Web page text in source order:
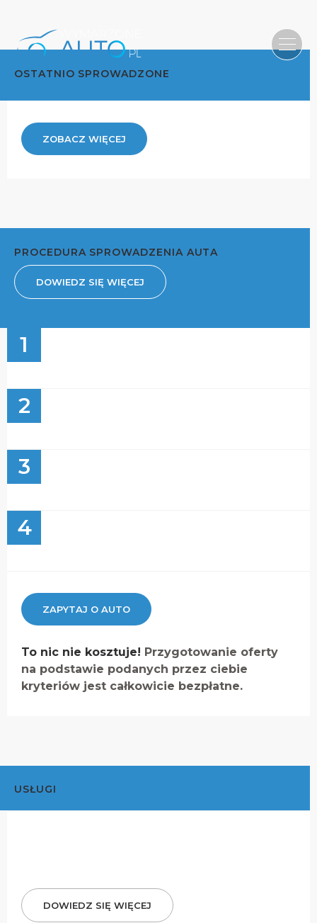
OSTATNIO SPROWADZONE
ZOBACZ WIĘCEJ
PROCEDURA SPROWADZENIA AUTA
DOWIEDZ SIĘ WIĘCEJ
1
2
3
4
ZAPYTAJ O AUTO
To nic nie kosztuje! Przygotowanie oferty
na podstawie podanych przez ciebie
kryteriów jest całkowicie bezpłatne.
USŁUGI
DOWIEDZ SIĘ WIĘCEJ